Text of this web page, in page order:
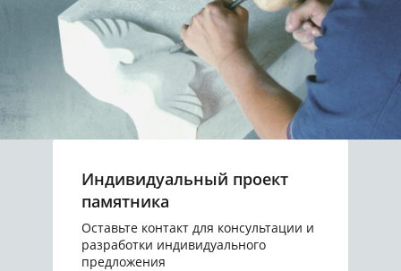
Индивидуальный проект
памятника
Оставьте контакт для консультации и
разработки индивидуального
предложения